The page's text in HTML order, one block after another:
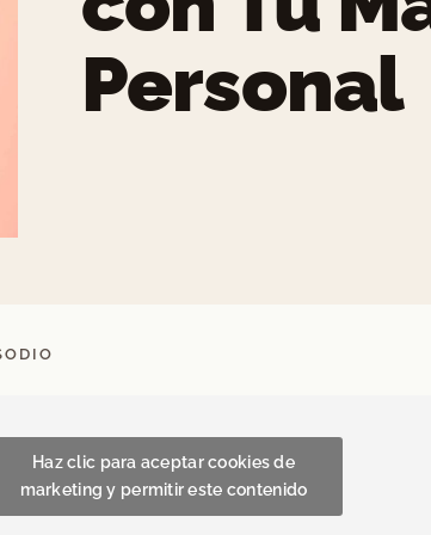
Personal
Haz clic para aceptar cookies de
marketing y permitir este contenido